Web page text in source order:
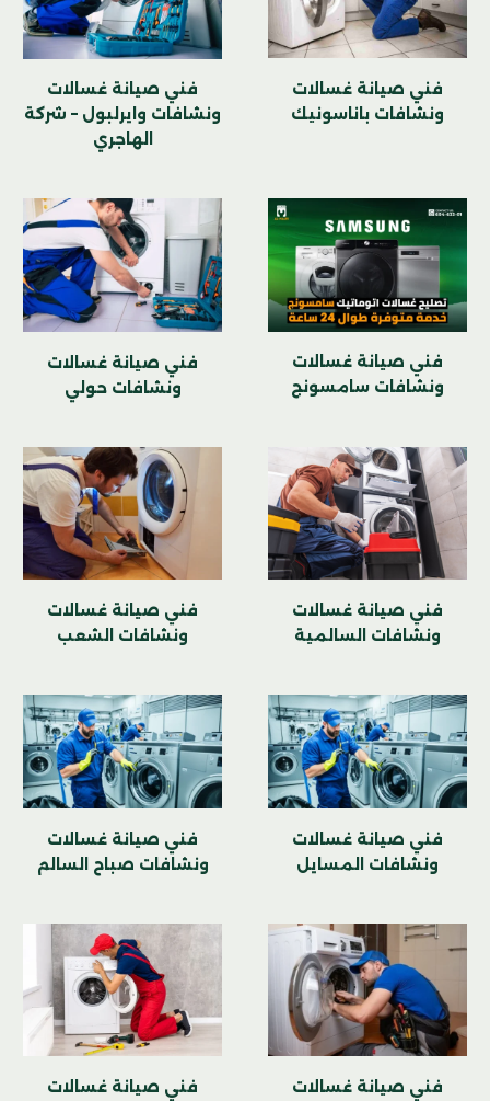
فني صيانة غسالات
ونشافات باناسونيك
فني صيانة غسالات
ونشافات وايرلبول – شركة
الهاجري
فني صيانة غسالات
ونشافات سامسونج
فني صيانة غسالات
ونشافات حولي
فني صيانة غسالات
ونشافات السالمية
فني صيانة غسالات
ونشافات الشعب
فني صيانة غسالات
ونشافات المسايل
فني صيانة غسالات
ونشافات صباح السالم
فني صيانة غسالات
فني صيانة غسالات